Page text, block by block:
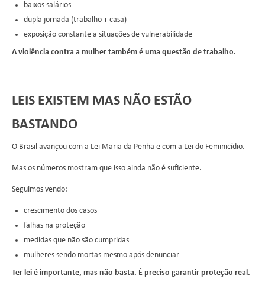
baixos salários
dupla jornada (trabalho + casa)
exposição constante a situações de vulnerabilidade
A violência contra a mulher também é uma questão de trabalho.
LEIS EXISTEM MAS NÃO ESTÃO
BASTANDO
O Brasil avançou com a Lei Maria da Penha e com a Lei do Feminicídio.
Mas os números mostram que isso ainda não é suficiente.
Seguimos vendo:
crescimento dos casos
falhas na proteção
medidas que não são cumpridas
mulheres sendo mortas mesmo após denunciar
Ter lei é importante, mas não basta. É preciso garantir proteção real.